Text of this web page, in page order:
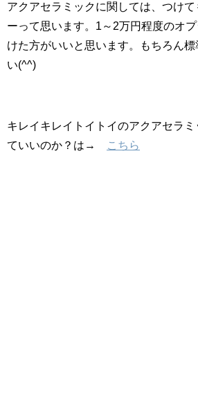
アクアセラミックに関しては、つけ
ーって思います。1～2万円程度のオ
けた方がいいと思います。もちろん
い(^^)
キレイキレイトイトイのアクアセラミ
ていいのか？は→
こちら